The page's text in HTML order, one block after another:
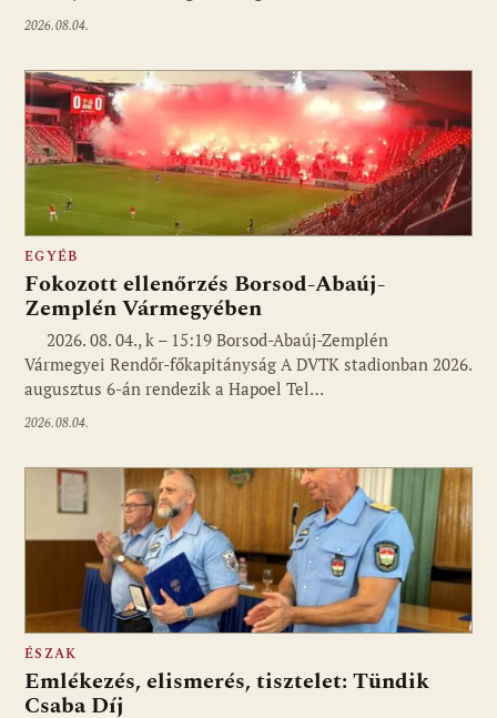
2026.08.04.
EGYÉB
Fokozott ellenőrzés Borsod-Abaúj-
Zemplén Vármegyében
2026. 08. 04., k – 15:19 Borsod-Abaúj-Zemplén
Vármegyei Rendőr-főkapitányság A DVTK stadionban 2026.
augusztus 6-án rendezik a Hapoel Tel…
2026.08.04.
ÉSZAK
Emlékezés, elismerés, tisztelet: Tündik
Csaba Díj